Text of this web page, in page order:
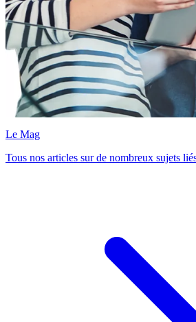
Le Mag
Tous nos articles sur de nombreux sujets